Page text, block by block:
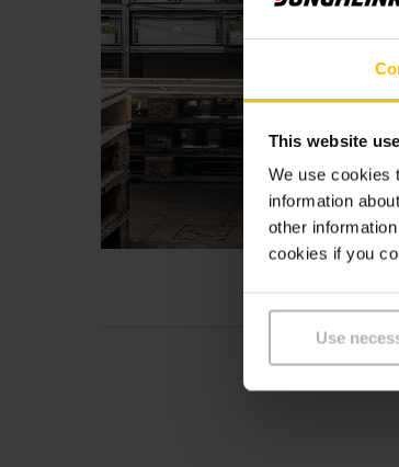
This website
We use cookies
information
other
cookies if you
Use